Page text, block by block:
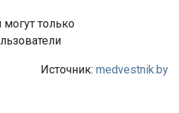
только
Источник: medvestnik.by